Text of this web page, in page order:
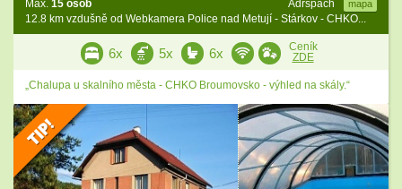
Adršpach mapa
Max. 15 osob
12.8 km vzdušně od Webkamera Police nad Metují - Stárkov - CHKO...
6x 5x 6x
Ceník
ZDE
„Chalupa u skalního města - CHKO Broumovsko - výhled na skály.“